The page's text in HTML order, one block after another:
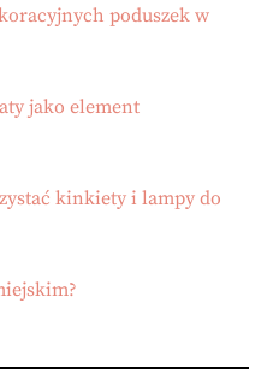
poduszek w
jako element
kinkiety i lampy do